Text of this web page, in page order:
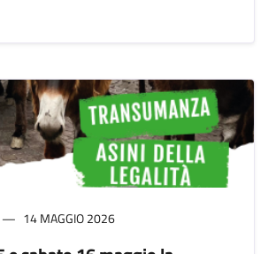
14 MAGGIO 2026